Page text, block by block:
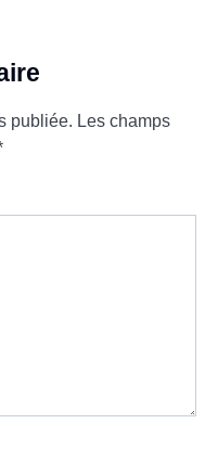
publiée. Les champs